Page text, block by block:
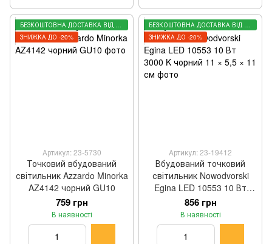
БЕЗКОШТОВНА ДОСТАВКА ВІД 3000 ГРН
ЗНИЖКА ДО -20%
Артикул: 23-5730
Точковий вбудований
світильник Azzardo Minorka
AZ4142 чорний GU10
759 грн
В наявності
БЕЗКОШТОВНА ДОСТАВКА ВІД 3000 ГРН
ЗНИЖКА ДО -20%
Артикул: 23-19412
Вбудований точковий
світильник Nowodvorski
Egina LED 10553 10 Вт
3000 K чорний 11 × 5,5 × 11
см
856 грн
В наявності